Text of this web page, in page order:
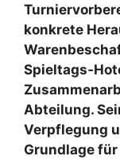
konkrete
Abteilung.
Verpflegung
Grundlage